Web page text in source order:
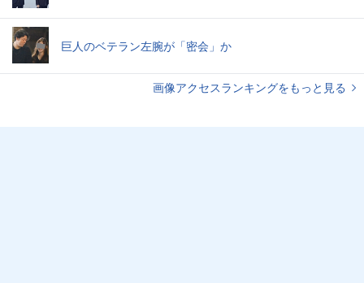
巨人のベテラン左腕が「密会」か
画像アクセスランキングをもっと見る